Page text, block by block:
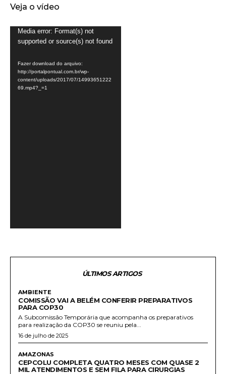
Veja o vídeo
Media error: Format(s) not
supported or source(s) not found
Fazer download do arquivo:
http://portalpontual.com.br/wp-
content/uploads/2017/07/14993651222
69.mp4?_=1
ÚLTIMOS ARTIGOS
AMBIENTE
COMISSÃO VAI A BELÉM CONFERIR PREPARATIVOS
PARA COP30
A Subcomissão Temporária que acompanha os preparativos
para realização da COP30 se reuniu pela...
16 de julho de 2025
AMAZONAS
CEPCOLU COMPLETA QUATRO MESES COM QUASE 2
MIL ATENDIMENTOS E SEM FILA PARA CIRURGIAS